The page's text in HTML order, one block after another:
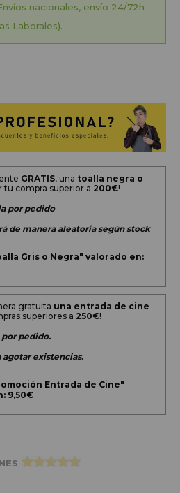
nacionales, envío 24/72h
Laborales).
GRATIS, una toalla negra o
tu compra superior a 200€!
por pedido
de manera aleatoria según stock
Gris o Negra" valorado en:
gratuita una entrada de cine
superiores a 250€!
por pedido.
existencias.
Entrada de Cine"
9,50€
>